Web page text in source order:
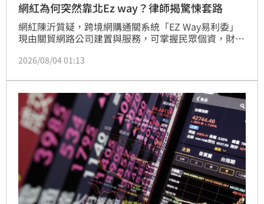
網紅為何突然靠北Ez way？律師揭驚悚套路
網紅陳沂質疑，跨境網購通關系統「EZ Way易利委」
現由關貿網路公司建置與服務，可掌握民眾個資，財政
形，開放線上委任是為了防止個資外洩，且關貿公司也
書，就不怕被中國私人公司蒐收集個資？」
2026/08/04 01:13